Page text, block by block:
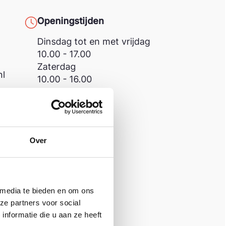
Over
te bieden en om ons
partners voor social
die u aan ze heeft
Openingstijden
Dinsdag tot en met vrijdag
10.00 - 17.00
Zaterdag
10.00 - 16.00